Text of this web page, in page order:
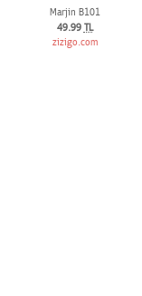
Marjin B101
49.99 TL
zizigo.com